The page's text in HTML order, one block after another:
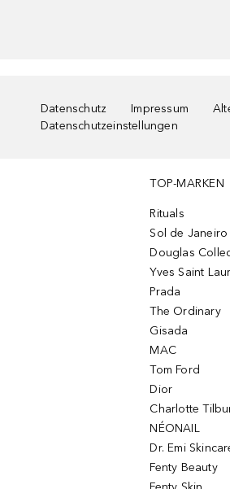
Datenschutz Impressum
Datenschutzeinstellungen
TOP-MARKEN
Rituals
Sol de Janeiro
Douglas
Yves Saint
Prada
The Ordinary
Gisada
MAC
Tom Ford
Dior
Charlotte
NÉONAIL
Dr. Emi
Fenty Beauty